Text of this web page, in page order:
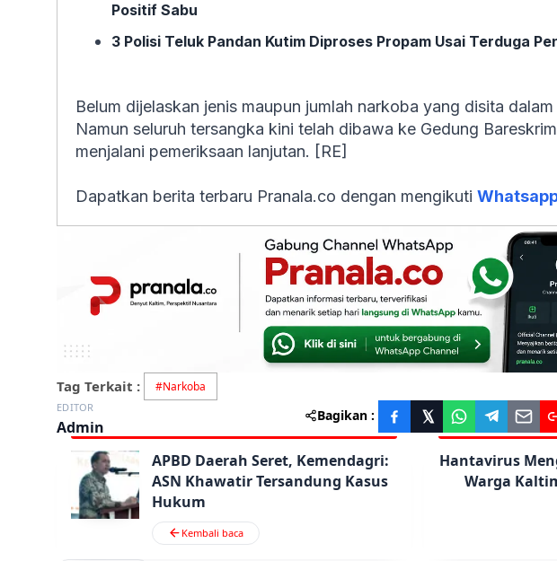
Positif Sabu
3 Polisi Teluk Pandan Kutim Diproses Propam Usai Terduga
Belum dijelaskan jenis maupun jumlah narkoba yang disita
Namun seluruh tersangka kini telah dibawa ke Gedung
menjalani pemeriksaan lanjutan. [RE]
Dapatkan berita terbaru Pranala.co dengan mengikuti
Tag Terkait : #Narkoba
EDITOR
Admin
Bagikan :
APBD Daerah Seret, Kemendagri:
ASN Khawatir Tersandung Kasus
Hukum
Kembali baca
Hantavirus
Warga